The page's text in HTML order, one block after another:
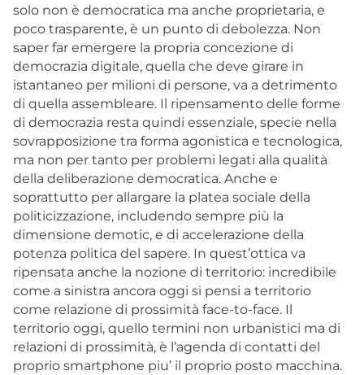
solo non è democratica ma anche proprietaria, e
poco trasparente, è un punto di debolezza. Non
saper far emergere la propria concezione di
democrazia digitale, quella che deve girare in
istantaneo per milioni di persone, va a detrimento
di quella assembleare. Il ripensamento delle forme
di democrazia resta quindi essenziale, specie nella
sovrapposizione tra forma agonistica e tecnologica,
ma non per tanto per problemi legati alla qualità
della deliberazione democratica. Anche e
soprattutto per allargare la platea sociale della
politicizzazione, includendo sempre più la
dimensione demotic, e di accelerazione della
potenza politica del sapere. In quest’ottica va
ripensata anche la nozione di territorio: incredibile
come a sinistra ancora oggi si pensi a territorio
come relazione di prossimità face-to-face. Il
territorio oggi, quello termini non urbanistici ma di
relazioni di prossimità, è l’agenda di contatti del
proprio smartphone piu’ il proprio posto macchina.